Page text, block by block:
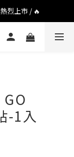
烈上市 / 🔥
烈上市 / 🔥
烈上市 / 🔥
烈上市 / 🔥
-1入